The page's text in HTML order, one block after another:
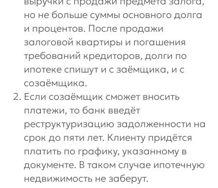
но не больше суммы основного долга
и процентов. После продажи
залоговой квартиры и погашения
требований кредиторов, долги по
ипотеке спишут и с заёмщика, и с
созаёмщика.
Если созаёмщик сможет вносить
платежи, то банк введёт
реструктуризацию задолженности на
срок до пяти лет. Клиенту придётся
платить по графику, указанному в
документе. В таком случае ипотечную
недвижимость не заберут.